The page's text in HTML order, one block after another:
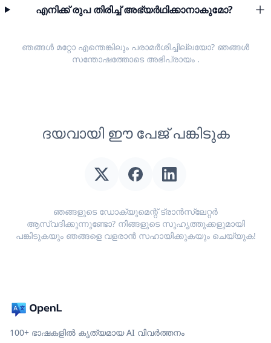
എനിക്ക് രുപ തിരിച്ച് അഭ്യർഥിക്കാനാകുമോ?
ഞങ്ങൾ മറ്റോ എന്തെങ്കിലും പരാമർശിച്ചില്ലയോ? ഞങ്ങൾ
സന്തോഷത്തോടെ അഭിപ്രായം.
ദയവായി ഈ പേജ് പങ്കിടുക
ഞങ്ങളുടെ ഡോക്യുമെന്റ് ട്രാൻസ്ലേറ്റർ
ആസ്വദിക്കുന്നുണ്ടോ? നിങ്ങളുടെ സുഹൃത്തുക്കളുമായി
പങ്കിടുകയും ഞങ്ങളെ വളരാൻ സഹായിക്കുകയും ചെയ്യുക!
100+ ഭാഷകളിൽ കൃത്യമായ AI വിവർത്തനം